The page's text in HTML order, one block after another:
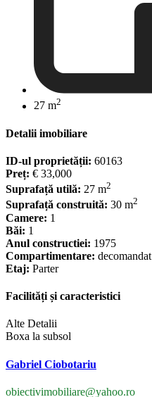
27 m2
Detalii imobiliare
ID-ul proprietății: 60163
Preț: € 33,000
Suprafață utilă: 27 m2
Suprafață construită: 30 m2
Camere: 1
Băi: 1
Anul constructiei: 1975
Compartimentare: decomandat
Etaj: Parter
Facilități și caracteristici
Alte Detalii
Boxa la subsol
Gabriel Ciobotariu
obiectivimobiliare@yahoo.ro